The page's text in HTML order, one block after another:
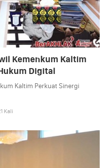
Kemenkum Kaltim
Digital
Kaltim Perkuat Sinergi
Kali